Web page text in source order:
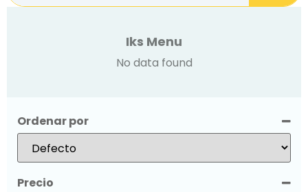
Iks Menu
No data found
Ordenar por
Sort Products
Precio